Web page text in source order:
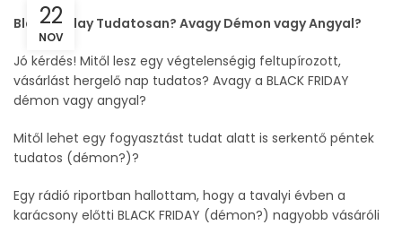
22
NOV
Black Friday Tudatosan? Avagy Démon vagy Angyal?
Jó kérdés! Mitől lesz egy végtelenségig feltupírozott,
vásárlást hergelő nap tudatos? Avagy a BLACK FRIDAY
démon vagy angyal?
Mitől lehet egy fogyasztást tudat alatt is serkentő péntek
tudatos (démon?)?
Egy rádió riportban hallottam, hogy a tavalyi évben a
karácsony előtti BLACK FRIDAY (démon?) nagyobb vásáróli